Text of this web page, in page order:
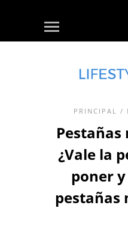
PRINCIPAL /
Pestañas
¿Vale la
poner
pestañas